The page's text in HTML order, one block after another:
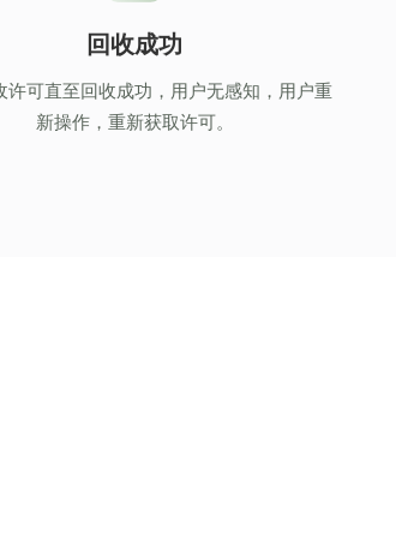
回收成功
许可直至回收成功，用户无感知，用户重
新操作，重新获取许可。